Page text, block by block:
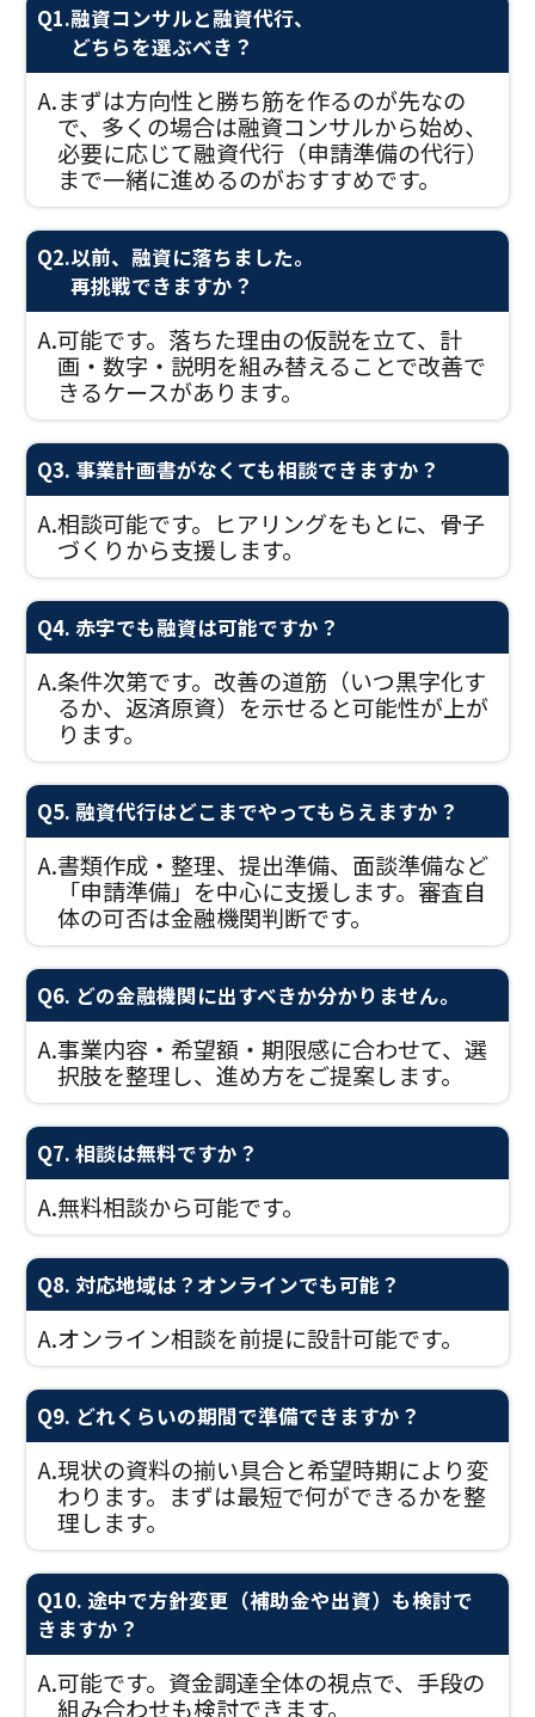
Q1.融資コンサルと融資代行、
どちらを選ぶべき？
A.まずは方向性と勝ち筋を作るのが先なの
で、多くの場合は融資コンサルから始め、
必要に応じて融資代行（申請準備の代行）
まで一緒に進めるのがおすすめです。
Q2.以前、融資に落ちました。
再挑戦できますか？
A.可能です。落ちた理由の仮説を立て、計
画・数字・説明を組み替えることで改善で
きるケースがあります。
Q3. 事業計画書がなくても相談できますか？
A.相談可能です。ヒアリングをもとに、骨子
づくりから支援します。
Q4. 赤字でも融資は可能ですか？
A.条件次第です。改善の道筋（いつ黒字化す
るか、返済原資）を示せると可能性が上が
ります。
Q5. 融資代行はどこまでやってもらえますか？
A.書類作成・整理、提出準備、面談準備など
「申請準備」を中心に支援します。審査自
体の可否は金融機関判断です。
Q6. どの金融機関に出すべきか分かりません。
A.事業内容・希望額・期限感に合わせて、選
択肢を整理し、進め方をご提案します。
Q7. 相談は無料ですか？
A.無料相談から可能です。
Q8. 対応地域は？オンラインでも可能？
A.オンライン相談を前提に設計可能です。
Q9. どれくらいの期間で準備できますか？
A.現状の資料の揃い具合と希望時期により変
わります。まずは最短で何ができるかを整
理します。
Q10. 途中で方針変更（補助金や出資）も検討で
きますか？
A.可能です。資金調達全体の視点で、手段の
組み合わせも検討できます。